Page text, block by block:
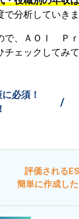
分析していきま
で、ＡＯＩ Ｐ
ェックしてみて
必須！
/
評価される
簡単に作成した